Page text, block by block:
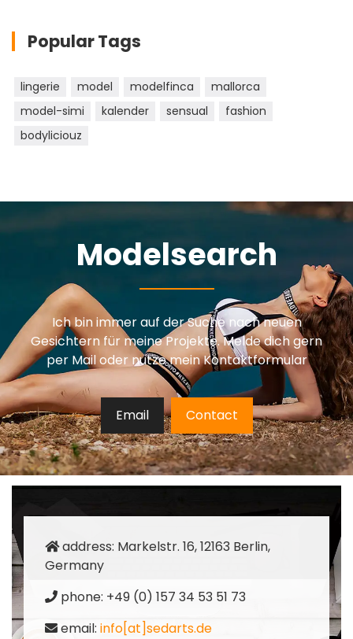
Popular Tags
lingerie model modelfinca
mallorca
model-simi
kalender sensual
fashion
bodyliciouz
Modelsearch
Ich bin immer auf der Suche nach neuen
Gesichtern für meine Projekte. Melde dich gern
per Mail oder nutze mein Kontaktformular
Email Contact
address: Markelstr. 16, 12163 Berlin,
Germany
phone: +49 (0) 157 34 53 51 73
email:info[at]sedarts.de